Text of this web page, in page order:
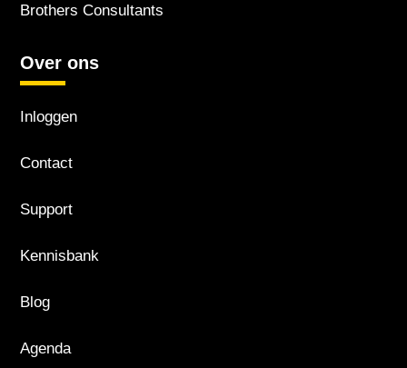
Brothers Consultants
Over ons
Inloggen
Contact
Support
Kennisbank
Blog
Agenda